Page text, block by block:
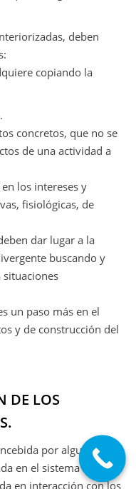
deben
copiando la
concretos, que no se
de una actividad a
los intereses y
fisiológicas, de
dar lugar a la
buscando y
situaciones
un paso más en el
y de construcción del
DE LOS
por algunos
en el sistema
en interacción con los